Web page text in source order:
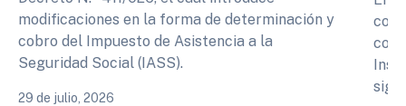
modificaciones en la forma de determinación y
cobro del Impuesto de Asistencia a la
Seguridad Social (IASS).
29 de julio, 2026